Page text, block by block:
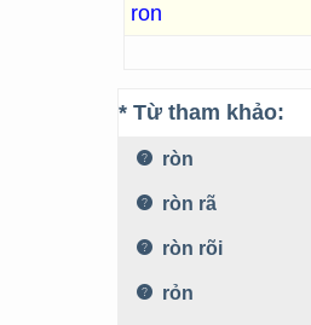
ron
* Từ tham khảo:
ròn
ròn rã
ròn rõi
rỏn